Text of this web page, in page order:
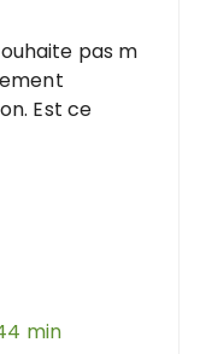
pas m
Est ce
min